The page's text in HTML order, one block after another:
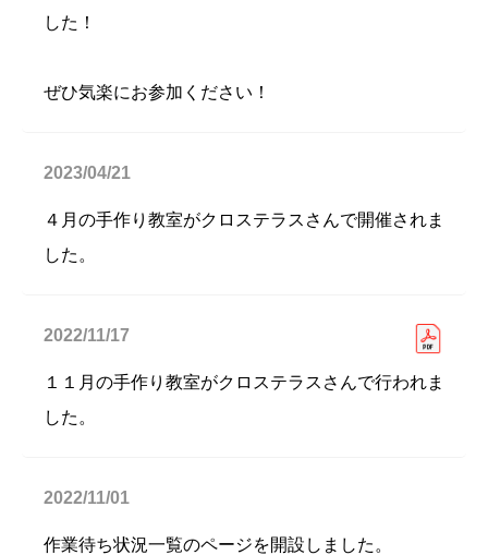
した！
ぜひ気楽にお参加ください！
2023/04/21
４月の手作り教室がクロステラスさんで開催されま
した。
2022/11/17
１１月の手作り教室がクロステラスさんで行われま
した。
2022/11/01
作業待ち状況一覧のページを開設しました。